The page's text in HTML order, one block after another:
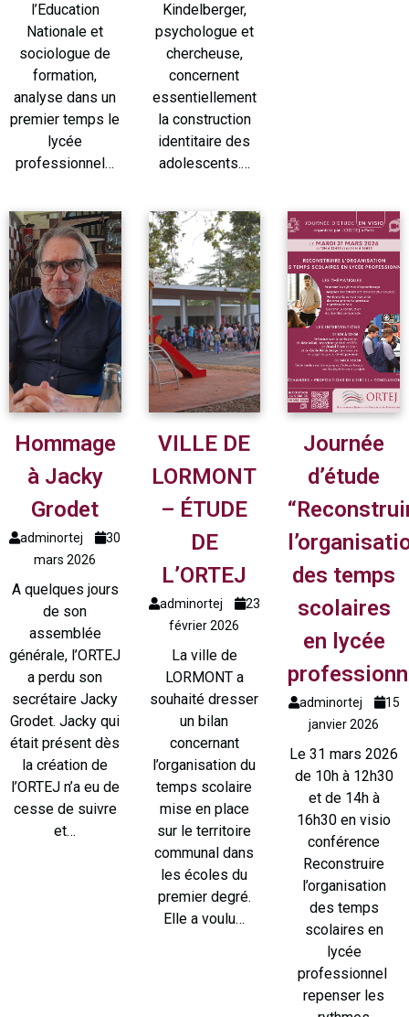
l’Education
Nationale et
sociologue de
formation,
analyse dans un
premier temps le
lycée
professionnel…
Kindelberger,
psychologue et
chercheuse,
concernent
essentiellement
la construction
identitaire des
adolescents.…
Hommage
à Jacky
Grodet
adminortej
30
mars 2026
A quelques jours
de son
assemblée
générale, l’ORTEJ
a perdu son
secrétaire Jacky
Grodet. Jacky qui
était présent dès
la création de
l’ORTEJ n’a eu de
cesse de suivre
et…
VILLE DE
LORMONT
– ÉTUDE
DE
L’ORTEJ
adminortej
23
février 2026
La ville de
LORMONT a
souhaité dresser
un bilan
concernant
l’organisation du
temps scolaire
mise en place
sur le territoire
communal dans
les écoles du
premier degré.
Elle a voulu…
Journée
d’étude
des temps
scolaires
en lycée
adminortej
15
janvier 2026
Le 31 mars 2026
de 10h à 12h30
et de 14h à
16h30 en visio
conférence
Reconstruire
l’organisation
des temps
scolaires en
lycée
professionnel
repenser les